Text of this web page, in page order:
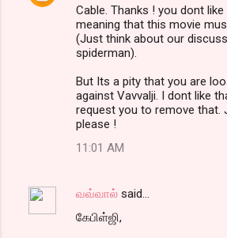
Cable. Thanks ! you dont
meaning that this movie
(Just think about our
spiderman).
But Its a pity that you are
against Vavvalji. I dont like
request you to remove that.
please !
11:01 AM
வவ்வால் said…
கேபிள்ஜி,